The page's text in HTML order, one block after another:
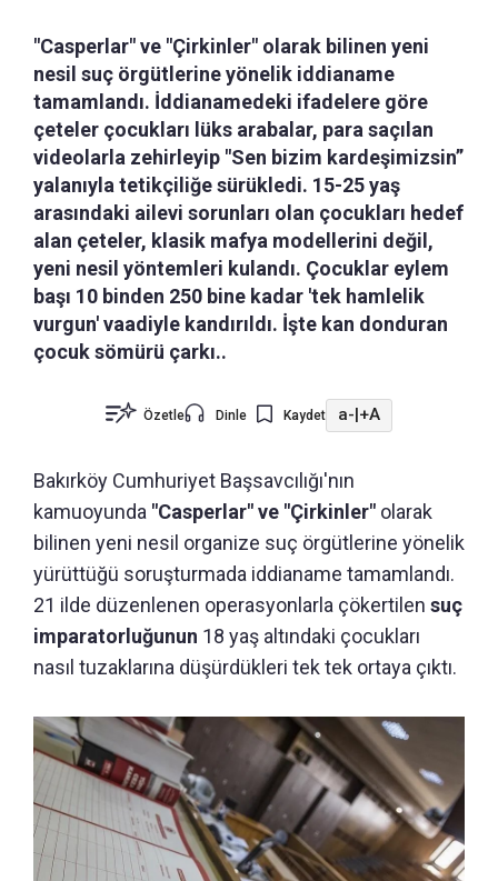
"Casperlar" ve "Çirkinler" olarak bilinen yeni
nesil suç örgütlerine yönelik iddianame
tamamlandı. İddianamedeki ifadelere göre
çeteler çocukları lüks arabalar, para saçılan
videolarla zehirleyip "Sen bizim kardeşimizsin”
yalanıyla tetikçiliğe sürükledi. 15-25 yaş
arasındaki ailevi sorunları olan çocukları hedef
alan çeteler, klasik mafya modellerini değil,
yeni nesil yöntemleri kulandı. Çocuklar eylem
başı 10 binden 250 bine kadar 'tek hamlelik
vurgun' vaadiyle kandırıldı. İşte kan donduran
çocuk sömürü çarkı..
Özetle Dinle Kaydet a- +A
Bakırköy Cumhuriyet Başsavcılığı'nın
kamuoyunda "Casperlar" ve "Çirkinler" olarak
bilinen yeni nesil organize suç örgütlerine yönelik
yürüttüğü soruşturmada iddianame tamamlandı.
21 ilde düzenlenen operasyonlarla çökertilen suç
imparatorluğunun 18 yaş altındaki çocukları
nasıl tuzaklarına düşürdükleri tek tek ortaya çıktı.